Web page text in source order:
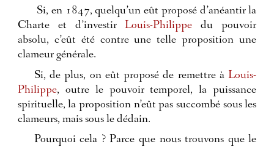
Si, en 1847, quelqu’un eût proposé d’anéantir la
Charte et d’investirLouis-Philippe du pouvoir
absolu, c’eût été contre une telle proposition une
clameur générale.
Si, de plus, on eût proposé de remettre àLouis-
Philippe, outre le pouvoir temporel, la puissance
spirituelle, la proposition n’eût pas succombé sous les
clameurs, mais sous le dédain.
Pourquoi cela ? Parce que nous trouvons que le